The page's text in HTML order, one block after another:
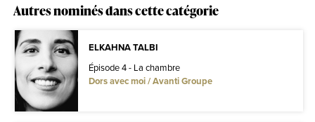
Autres nominés dans cette catégorie
ELKAHNA TALBI
Épisode 4 - La chambre
Dors avec moi / Avanti Groupe